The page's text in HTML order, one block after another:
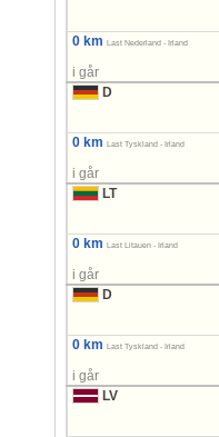
0 km Last Nederland - Irland
i går
D
0 km Last Tyskland - Irland
i går
LT
0 km
Last Litauen - Irland
i går
D
0 km
Last Tyskland - Irland
i går
LV